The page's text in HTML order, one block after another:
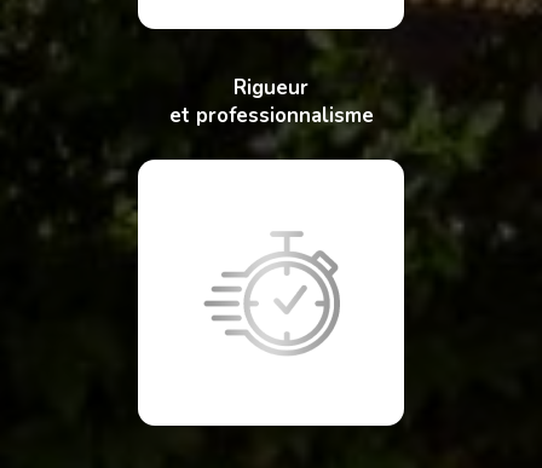
Rigueur
et professionnalisme